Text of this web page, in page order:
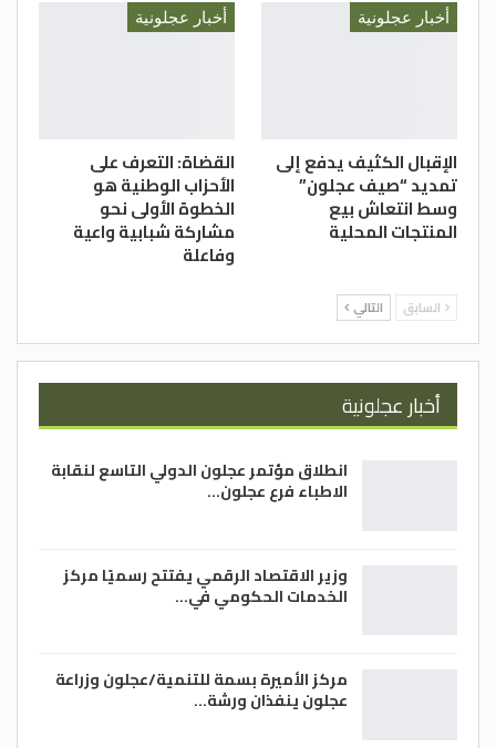
أخبار عجلونية
الإقبال الكثيف يدفع إلى
تمديد “صيف عجلون”
وسط انتعاش بيع
المنتجات المحلية
أخبار عجلونية
القضاة: التعرف على
الأحزاب الوطنية هو
الخطوة الأولى نحو
مشاركة شبابية واعية
وفاعلة
السابق التالي
أخبار عجلونية
انطلاق مؤتمر عجلون الدولي التاسع لنقابة
الاطباء فرع عجلون…
وزير الاقتصاد الرقمي يفتتح رسميًا مركز
الخدمات الحكومي في…
مركز الأميرة بسمة للتنمية/عجلون وزراعة
عجلون ينفذان ورشة…